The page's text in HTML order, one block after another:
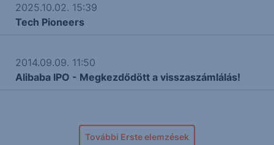
2025.10.02. 15:39
Tech Pioneers
2014.09.09. 11:50
Alibaba IPO - Megkezdődött a visszaszámlálás!
További Erste elemzések